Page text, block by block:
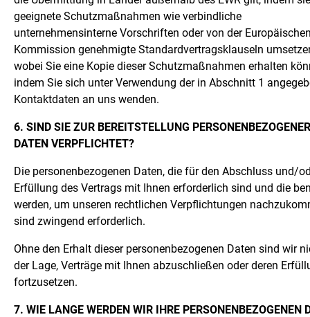
geeignete Schutzmaßnahmen wie verbindliche
unternehmensinterne Vorschriften oder von der
Kommission genehmigte Standardvertragsklauseln
wobei Sie eine Kopie dieser Schutzmaßnahmen erhalten
indem Sie sich unter Verwendung der in Abschnitt 1
Kontaktdaten an uns wenden.
6. SIND SIE ZUR BEREITSTELLUNG PERSONENBEZOGENER
DATEN VERPFLICHTET?
Die personenbezogenen Daten, die für den Abschluss und/
Erfüllung des Vertrags mit Ihnen erforderlich sind und die
werden, um unseren rechtlichen Verpflichtungen
sind zwingend erforderlich.
Ohne den Erhalt dieser personenbezogenen Daten sind wir
der Lage, Verträge mit Ihnen abzuschließen oder deren
fortzusetzen.
7. WIE LANGE WERDEN WIR IHRE PERSONENBEZOGENEN